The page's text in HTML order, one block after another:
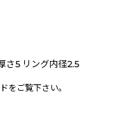
さ5 リング内径2.5
をご覧下さい。